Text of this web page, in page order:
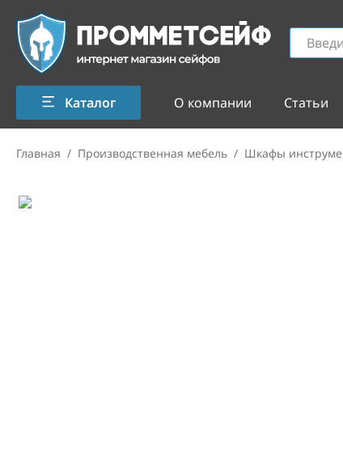
Каталог О компании Статьи
Главная / Производственная мебель / Шкафы